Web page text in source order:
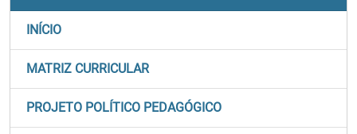
INÍCIO
MATRIZ CURRICULAR
PROJETO POLÍTICO PEDAGÓGICO